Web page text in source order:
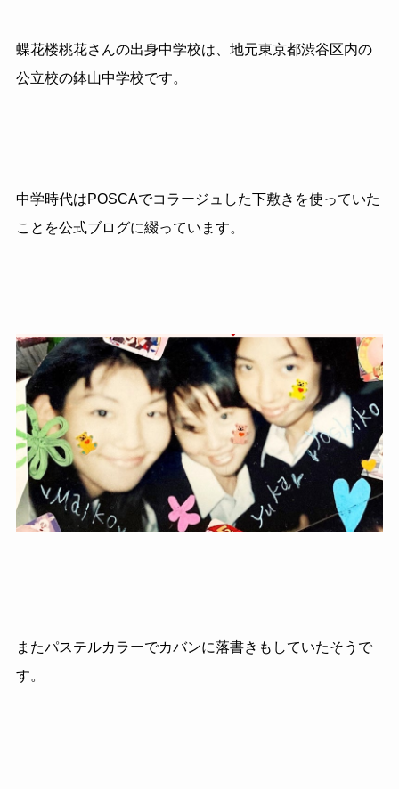
蝶花楼桃花さんの出身中学校は、地元東京都渋谷区内の
公立校の鉢山中学校です。
中学時代はPOSCAでコラージュした下敷きを使っていた
ことを公式ブログに綴っています。
またパステルカラーでカバンに落書きもしていたそうで
す。